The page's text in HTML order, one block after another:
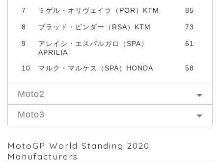
7 ミゲル・オリヴェイラ（POR）KTM 85
8 ブラッド・ビンダー（RSA）KTM 73
9
アレイシ・エスパルガロ（SPA）
APRILIA
61
10 マルク・マルケス（SPA）HONDA 58
Moto2
Moto3
MotoGP World Standing 2020
Manufacturers